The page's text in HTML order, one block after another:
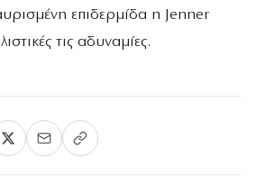
επιδερμίδα η Jenner
τις αδυναμίες.